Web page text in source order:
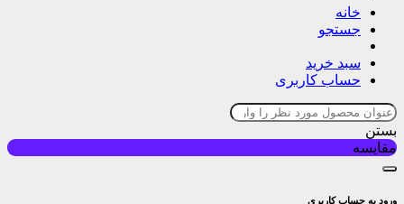
خانه
جستجو
سبد خرید
حساب کاربری
بستن
مقایسه
ورود به حساب کاربری